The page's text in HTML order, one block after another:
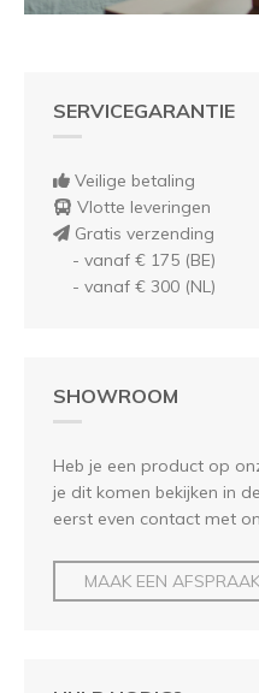
SERVICEGARANTIE
Veilige betaling
Vlotte leveringen
Gratis verzending
- vanaf € 175 (BE)
- vanaf € 300 (NL)
SHOWROOM
Heb je een product op
je dit komen bekijken in
eerst even contact met
MAAK EEN AFSPRAAK